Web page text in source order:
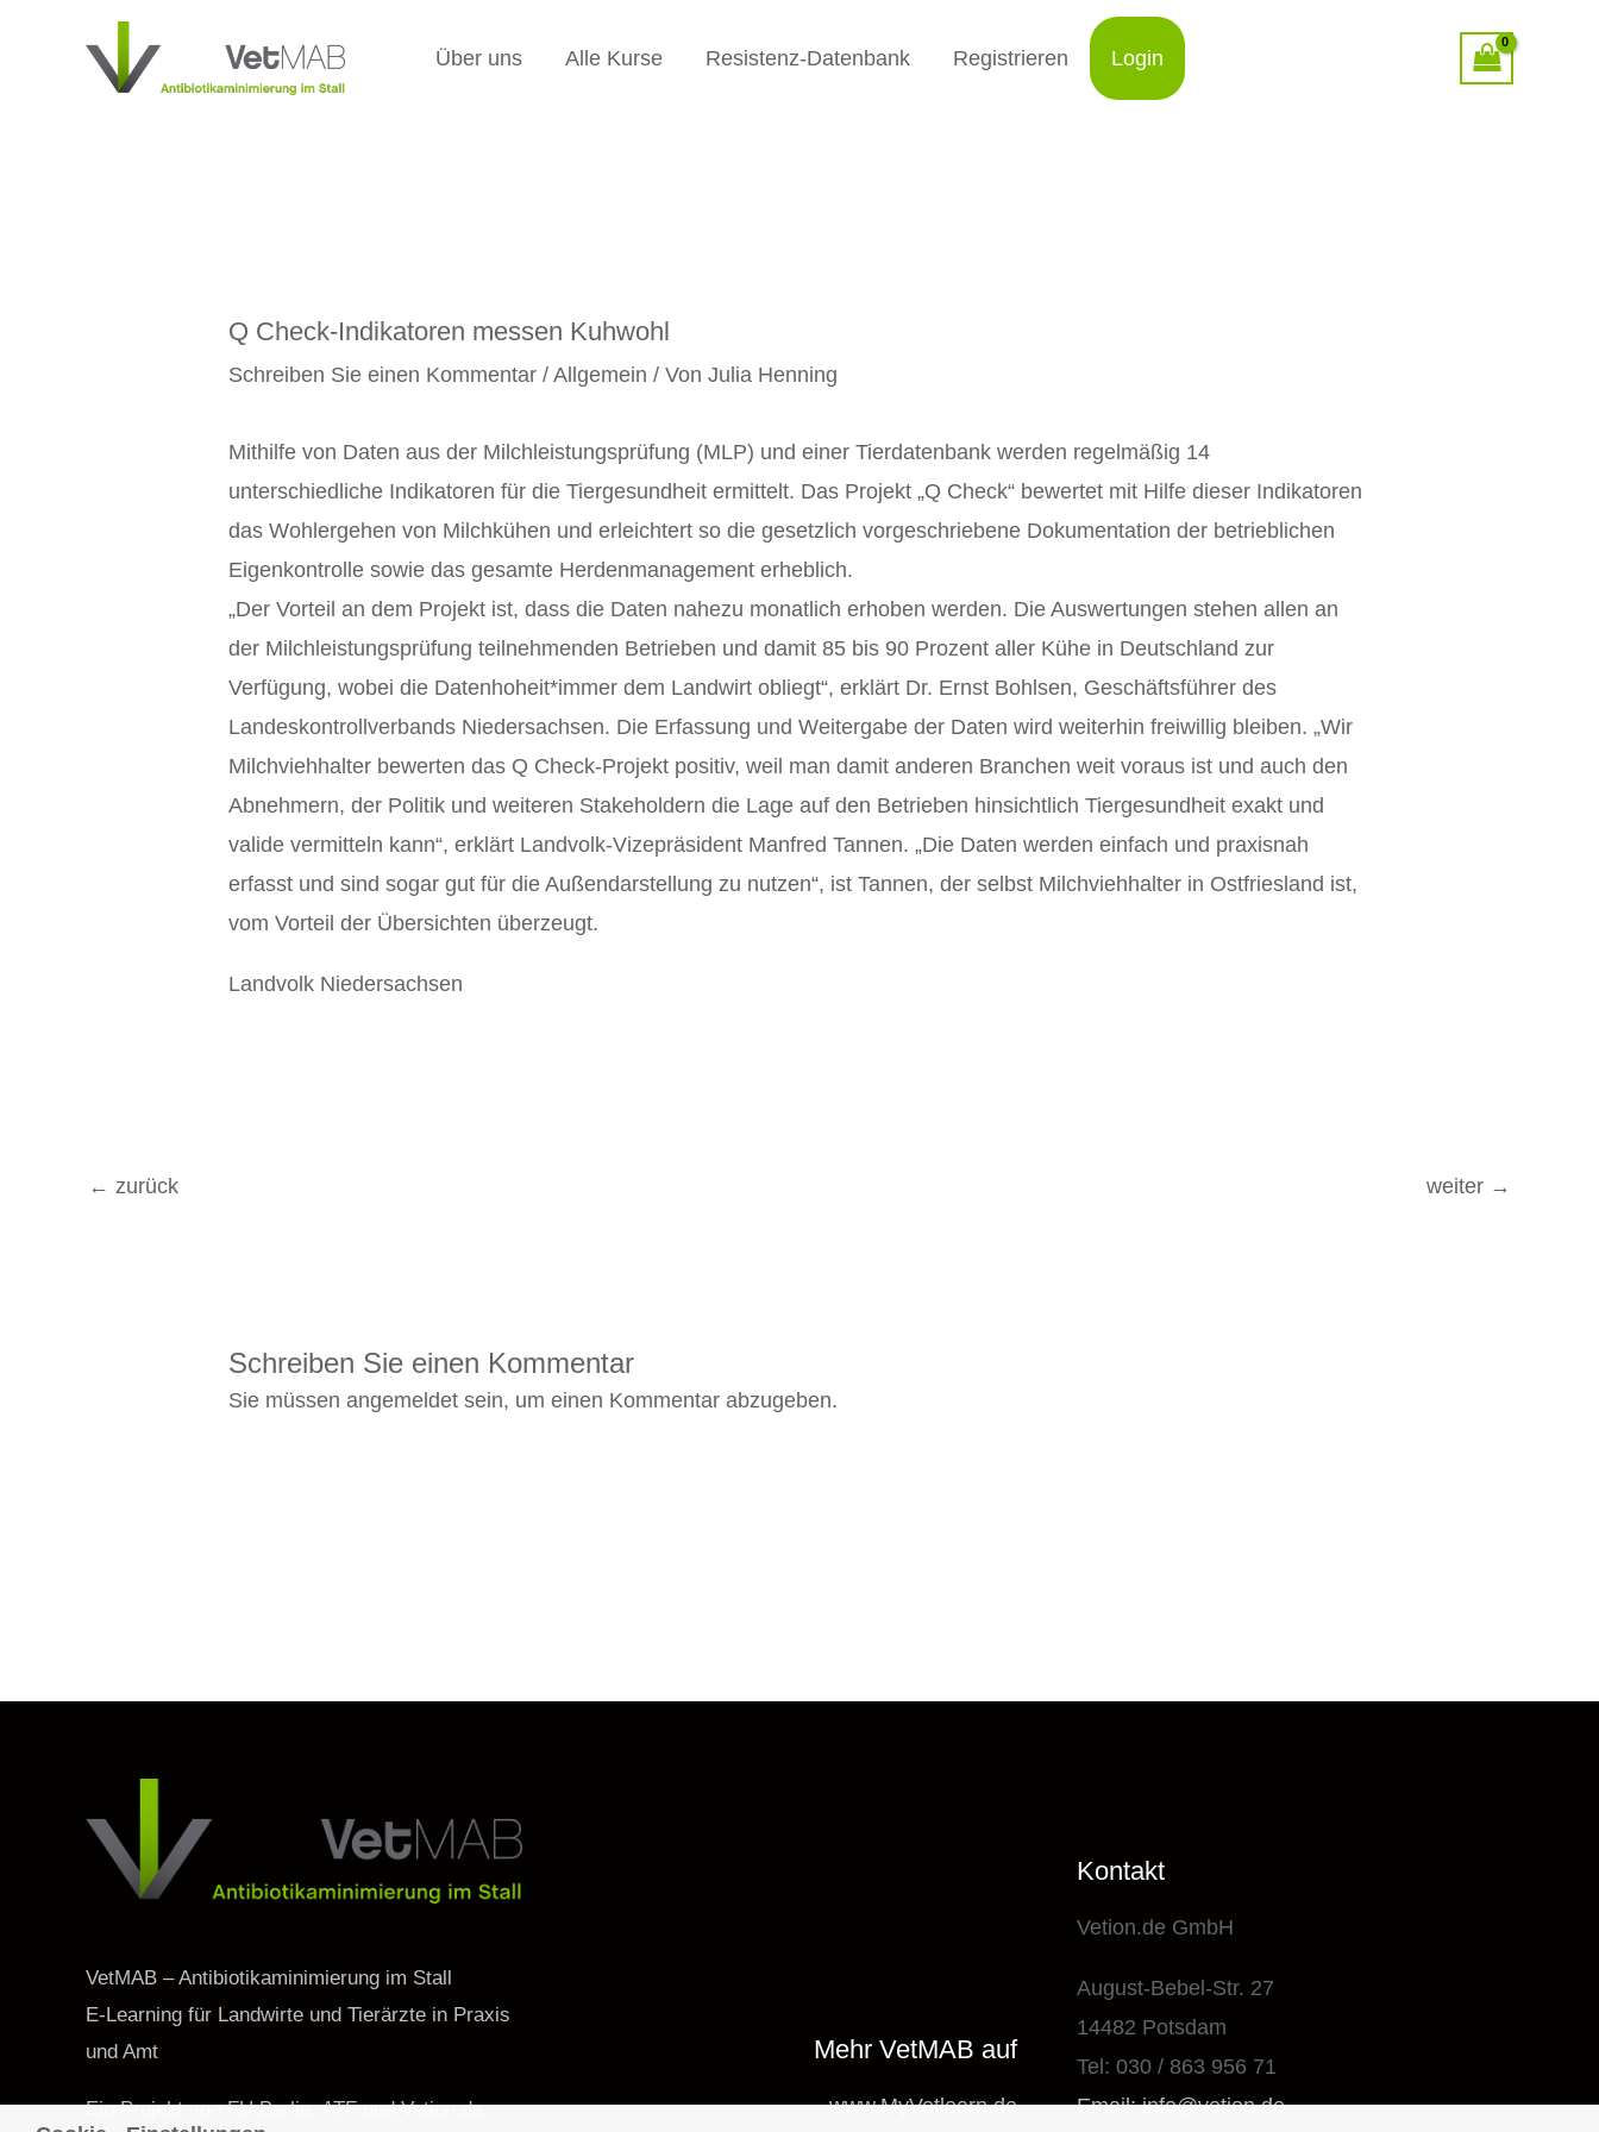
Über uns Alle Kurse Resistenz-Datenbank Registrieren Login
Q Check-Indikatoren messen Kuhwohl
Schreiben Sie einen Kommentar /Allgemein / VonJulia Henning
Mithilfe von Daten aus der Milchleistungsprüfung (MLP) und einer Tierdatenbank werden regelmäßig 14
unterschiedliche Indikatoren für die Tiergesundheit ermittelt. Das Projekt „Q Check“ bewertet mit Hilfe dieser Indikatoren
das Wohlergehen von Milchkühen und erleichtert so die gesetzlich vorgeschriebene Dokumentation der betrieblichen
Eigenkontrolle sowie das gesamte Herdenmanagement erheblich.
„Der Vorteil an dem Projekt ist, dass die Daten nahezu monatlich erhoben werden. Die Auswertungen stehen allen an
der Milchleistungsprüfung teilnehmenden Betrieben und damit 85 bis 90 Prozent aller Kühe in Deutschland zur
Verfügung, wobei die Datenhoheit*immer dem Landwirt obliegt“, erklärt Dr. Ernst Bohlsen, Geschäftsführer des
Landeskontrollverbands Niedersachsen. Die Erfassung und Weitergabe der Daten wird weiterhin freiwillig bleiben. „Wir
Milchviehhalter bewerten das Q Check-Projekt positiv, weil man damit anderen Branchen weit voraus ist und auch den
Abnehmern, der Politik und weiteren Stakeholdern die Lage auf den Betrieben hinsichtlich Tiergesundheit exakt und
valide vermitteln kann“, erklärt Landvolk-Vizepräsident Manfred Tannen. „Die Daten werden einfach und praxisnah
erfasst und sind sogar gut für die Außendarstellung zu nutzen“, ist Tannen, der selbst Milchviehhalter in Ostfriesland ist,
vom Vorteil der Übersichten überzeugt.
Landvolk Niedersachsen
← zurück weiter →
Schreiben Sie einen Kommentar
Sie müssenangemeldet sein, um einen Kommentar abzugeben.
VetMAB – Antibiotikaminimierung im Stall
E-Learning für Landwirte und Tierärzte in Praxis
und Amt
Ein Projekt von FU Berlin, ATF und Vetion.de
Mehr VetMAB auf
www.MyVetlearn.de
Kontakt
Vetion.de GmbH
August-Bebel-Str. 27
14482 Potsdam
Tel: 030 / 863 956 71
Email: info@vetion.de